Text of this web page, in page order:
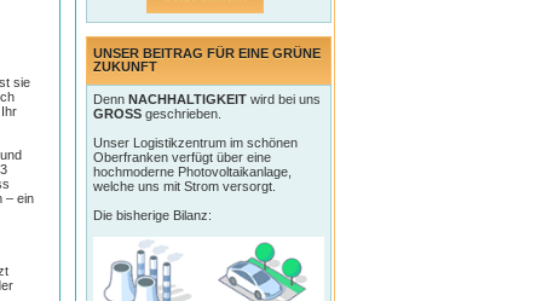
sie
– ein
UNSER BEITRAG FÜR EINE GRÜNE
ZUKUNFT
DennNACHHALTIGKEIT wird bei uns
GROSS geschrieben.
Unser Logistikzentrum im schönen
Oberfranken verfügt über eine
hochmoderne Photovoltaikanlage,
welche uns mit Strom versorgt.
Die bisherige Bilanz: